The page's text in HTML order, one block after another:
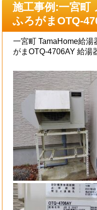
施工事例:一宮町
ふろがまOTQ-
一宮町 TamaHome給
がまOTQ-4706AY 給湯